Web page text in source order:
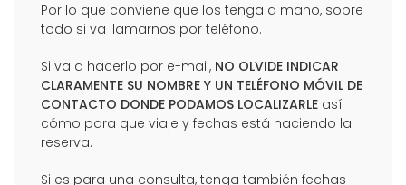
Por lo que conviene que los tenga a mano, sobre
todo si va llamarnos por teléfono.
Si va a hacerlo por e-mail, NO OLVIDE INDICAR
CLARAMENTE SU NOMBRE Y UN TELÉFONO MÓVIL DE
CONTACTO DONDE PODAMOS LOCALIZARLE así
cómo para que viaje y fechas está haciendo la
reserva.
Si es para una consulta, tenga también fechas